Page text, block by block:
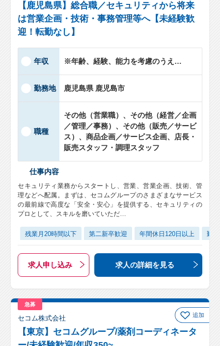
【鹿児島県】総合職／セキュリティから将来
は営業企画・技術・事務管理等へ【未経験歓
迎！転勤なし】
年収 ※年齢、経験、能力を考慮のうえ、…
勤務地 鹿児島県 鹿児島市
職種
その他（営業職）、その他（経営／企画
／管理／事務）、その他（販売／サービ
ス）、商品企画／サービス企画、店長・
販売スタッフ・調理スタッフ
仕事内容
セキュリティ業務からスタートし、営業、営業企画、技術、管
理などへ配属。まずは、セコムグループのさまざまなサービス
の最前線で高度な「安全・安心」を提供する、セキュリティの
プロとして、スキルを磨いていただ…
残業月20時間以下 第二新卒歓迎 年間休日120日以上 勤
求人申し込み 求人の詳細を見る
急募
追加
セコム株式会社
【東京】セコムグループ/薬剤コーディネータ